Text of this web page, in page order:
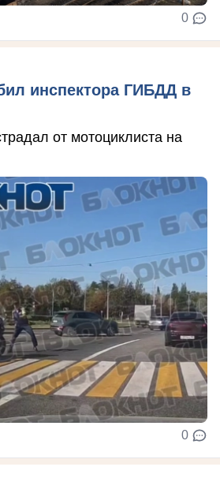
0
инспектора ГИБДД в
от мотоциклиста на
0